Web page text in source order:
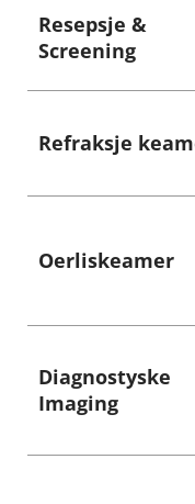
Resepsje &
Screening
Refraksje
Oerliskeamer
Diagnostyske
Imaging